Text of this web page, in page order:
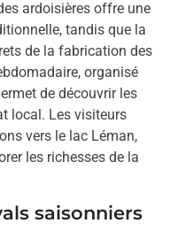
ardoisières offre une
tandis que la
de la fabrication des
organisé
de découvrir les
local. Les visiteurs
vers le lac Léman,
les richesses de la
saisonniers